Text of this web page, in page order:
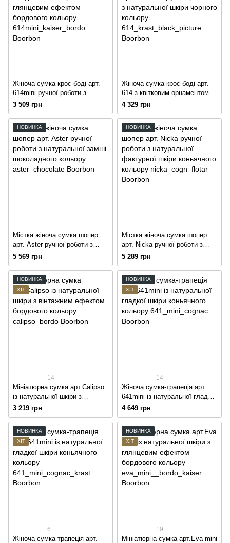
Жіноча сумка крос-боді арт.
614mini ручної роботи з
натуральної шкіри з легким
бордового кольору
3 509 грн
Жіноча сумка крос боді арт.
614 з квітковим орнаментом
ручної роботи з натуральної
4 329 грн
НОВИНКА
Містка жіноча сумка шопер
арт. Aster ручної роботи з
натуральної замші
шоколадного кольору
5 569 грн
НОВИНКА
Містка жіноча сумка шопер
арт. Nicka ручної роботи з
натуральної фактурної шкіри
коньячного кольору
5 289 грн
НОВИНКА
ХІТ
14
Мініатюрна сумка арт.Calipso
із натуральної шкіри з
вінтажним ефектом бордового
кольору
3 219 грн
НОВИНКА
ХІТ
14
Жіноча сумка-трапеція арт.
641mini із натуральної гладкої
шкіри коньячного кольору
4 649 грн
НОВИНКА
ХІТ
6
Жіноча сумка-трапеція арт.
НОВИНКА
ХІТ
19
Мініатюрна сумка арт.Eva mini